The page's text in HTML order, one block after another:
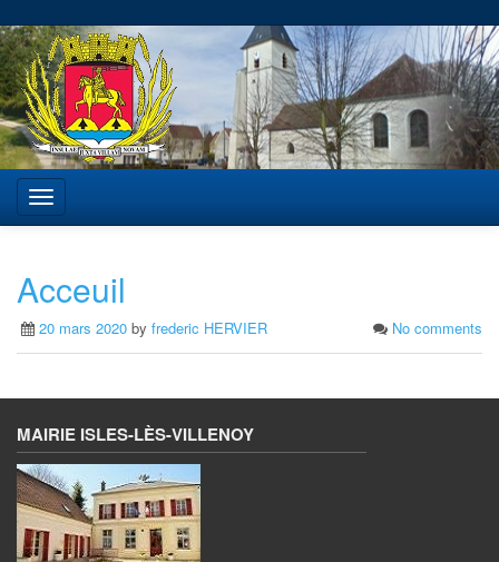
Acceuil
20 mars 2020 by frederic HERVIER No comments
MAIRIE ISLES-LÈS-VILLENOY